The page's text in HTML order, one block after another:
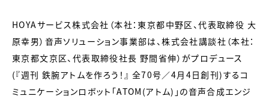
HOYAサービス株式会社（本社：東京都中野区、代表取締役 大
原幸男）音声ソリューション事業部は、株式会社講談社（本社：
東京都文京区、代表取締役社長 野間省伸）がプロデュース
(『週刊 鉄腕アトムを作ろう！』 全70号／4月4日創刊)するコ
ミュニケーションロボット「ATOM(アトム)」の音声合成エンジ